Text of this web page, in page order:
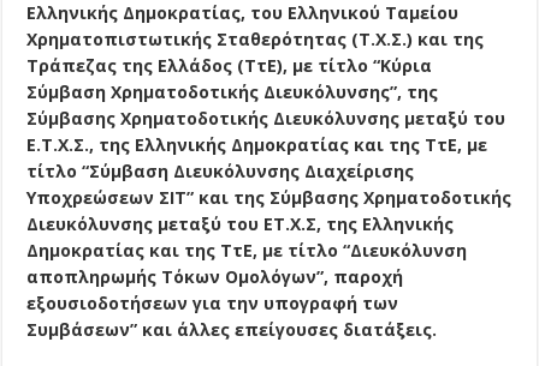
Ελληνικής Δημοκρατίας, του Ελληνικού Ταμείου
Χρηματοπιστωτικής Σταθερότητας (Τ.Χ.Σ.) και της
Τράπεζας της Ελλάδος (ΤτΕ), με τίτλο “Κύρια
Σύμβαση Χρηματοδοτικής Διευκόλυνσης”, της
Σύμβασης Χρηματοδοτικής Διευκόλυνσης μεταξύ του
Ε.Τ.Χ.Σ., της Ελληνικής Δημοκρατίας και της ΤτΕ, με
τίτλο “Σύμβαση Διευκόλυνσης Διαχείρισης
Υποχρεώσεων ΣΙΤ” και της Σύμβασης Χρηματοδοτικής
Διευκόλυνσης μεταξύ του ΕΤ.Χ.Σ, της Ελληνικής
Δημοκρατίας και της ΤτΕ, με τίτλο “Διευκόλυνση
αποπληρωμής Τόκων Ομολόγων”, παροχή
εξουσιοδοτήσεων για την υπογραφή των
Συμβάσεων” και άλλες επείγουσες διατάξεις.